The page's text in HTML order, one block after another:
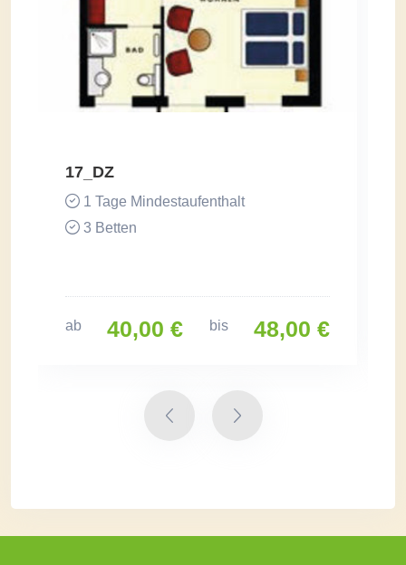
17_DZ
1 Tage Mindestaufenthalt
3 Betten
ab 40,00 € bis 48,00 €